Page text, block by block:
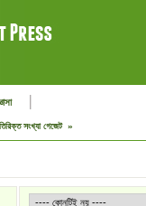
|
সংখ্যা গেজেট »